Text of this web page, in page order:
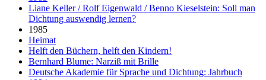
Liane Keller / Rolf Eigenwald / Benno Kieselstein: Soll man
Dichtung auswendig lernen?
1985
Heimat
Helft den Büchern, helft den Kindern!
Bernhard Blume: Narziß mit Brille
Deutsche Akademie für Sprache und Dichtung: Jahrbuch